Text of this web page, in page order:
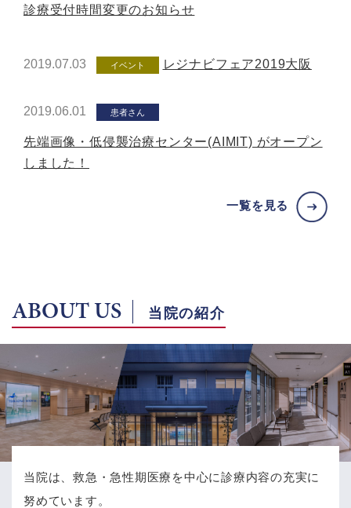
診療受付時間変更のお知らせ
2019.07.03 イベント レジナビフェア2019大阪
2019.06.01 患者さん
先端画像・低侵襲治療センター(AIMIT) がオープン
しました！
一覧を見る
ABOUT US 当院の紹介
当院は、救急・急性期医療を中心に診療内容の充実に
努めています。